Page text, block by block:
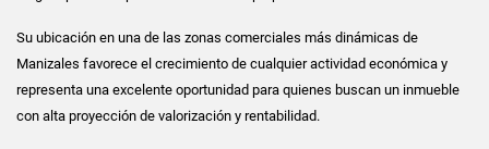
Su ubicación en una de las zonas comerciales más dinámicas de
Manizales favorece el crecimiento de cualquier actividad económica y
representa una excelente oportunidad para quienes buscan un inmueble
con alta proyección de valorización y rentabilidad.